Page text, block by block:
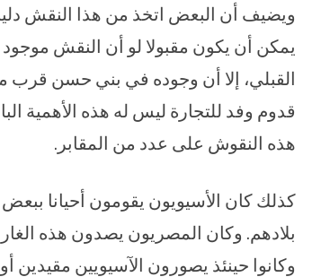
ويضيف أن البعض اتخذ من هذا النقش
يمكن أن يكون مقبولا لو أن النقش
القبلي، إلا أن وجوده في بني حسن قرب
قدوم وفد للتجارة ليس له هذه الأهمية
هذه النقوش على عدد من المقابر.
كذلك كان الأسيويون يقومون أحيانا
بلادهم. وكان المصريون يصدون هذه
وكانوا حينئذ يصورون الآسيويين